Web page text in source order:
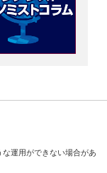
運用ができない場合があ